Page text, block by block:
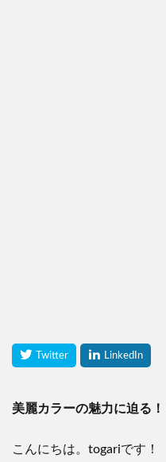
美麗カラーの魅力に迫る！
こんにちは。togariです！